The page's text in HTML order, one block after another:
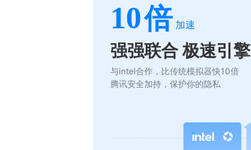
10倍 加速
强强联合 极速引擎
与intel合作，比传统模拟器快10倍
腾讯安全加持，保护你的隐私